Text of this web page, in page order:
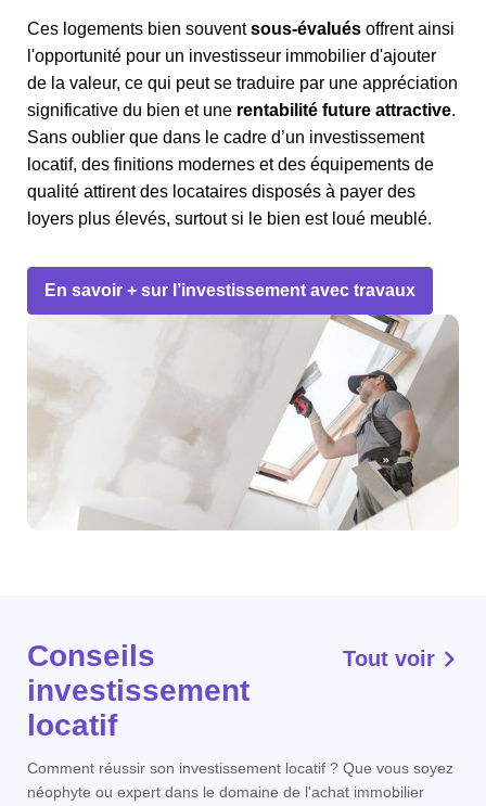
Ces logements bien souventsous-évalués offrent ainsi
l'opportunité pour un investisseur immobilier d'ajouter
de la valeur, ce qui peut se traduire par une appréciation
significative du bien et une rentabilité future attractive.
Sans oublier que dans le cadre d’un investissement
locatif, des finitions modernes et des équipements de
qualité attirent des locataires disposés à payer des
loyers plus élevés, surtout si le bien est loué meublé.
En savoir + sur l’investissement avec travaux
Conseils
investissement
locatif
Tout voir
Comment réussir son investissement locatif ? Que vous soyez
néophyte ou expert dans le domaine de l'achat immobilier